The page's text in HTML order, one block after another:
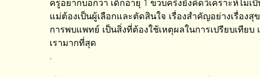
ครูอยากบอกว่า เด็กอายุ 1 ขวบครึ่งยังคิดวิเคราะห์ไม่เ
แม่ต้องเป็นผู้เลือกและตัดสินใจ เรื่องสำคัญอย่างเรื่อ
การพบแพทย์ เป็นสิ่งที่ต้องใช้เหตุผลในการเปรียบเทียบ
เรามากที่สุด
.